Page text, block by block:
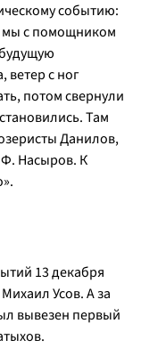
событию:
мы с помощником
ветер с ног
потом свернули
Там
Данилов,
Ф. Насыров. К
13 декабря
Усов. А за
вывезен первый